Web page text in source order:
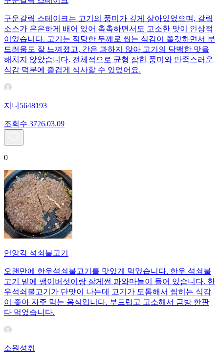
구운갈릭 스테이크는 고기의 풍미가 깊게 살아있었으며, 갈릭
소스가 은은하게 배어 있어 촉촉하면서도 고소한 맛이 인상적
이었습니다. 고기는 적당한 두께로 씹는 식감이 쫄깃하면서 부
드러움도 잘 느껴졌고, 간은 과하지 않아 고기의 담백한 맛을
해치지 않았습니다. 전체적으로 균형 잡힌 풍미와 만족스러운
식감 덕분에 즐겁게 식사할 수 있었어요.
지니5648193
조회수 3726.03.09
0
언양각 석쇠불고기
오랜만에 한우석쇠불고기를 맛있게 먹었습니다. 한우 석쇠불
고기 밑에 팽이버섯이랑 잘게썬 파와마늘이 들어 있습니다. 한
우석쇠불고기가 단맛이 나는데 고기가 도톰해서 씹히는 식감
이 좋아 자주 먹는 음식입니다. 부드럽고 고소해서 금방 한판
다 먹었습니다.
소원성취